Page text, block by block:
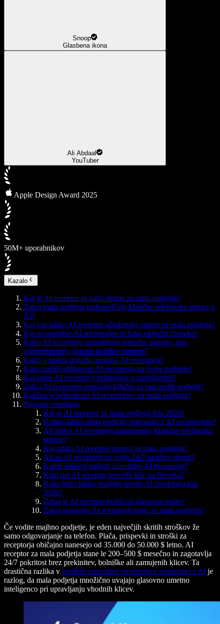
Snoop
Glasbena ikona
Ali Abdaal
YouTuber
Apple Design Award 2025
50M+ uporabnikov
Kazalo
Kaj je AI receptor in kako deluje za mala podjetja?
Zakaj mala podjetja nadomeščajo klasične telefonske tajnice z
AI?
Kaj vse lahko AI receptor učinkovito opravi za mala podjetja?
Kje so omejitve AI receptorjev in kdaj vključiti človeka?
Kako AI receptorje uporabljajo resnične panoge, npr.
zobozdravstvo, pravne in hišne storitve?
Kako v praksi izgleda uporaba AI receptorja?
Kako začeti oblikovati AI receptorja za svoje podjetje?
Kaj stane AI receptor v primerjavi z zaposlenimi?
Zakaj AI receptorji postajajo ključni za rast malih podjetij?
Kakšna je prihodnost AI receptorjev za mala podjetja?
Pogosta vprašanja
Kaj je AI receptor za mala podjetja leta 2026?
Koliko lahko mala podjetja prihranijo z AI receptorjem?
Ali lahko AI receptorji nadomestijo klasične telefonske
tajnice?
Kaj lahko AI receptor opravi za mala podjetja?
Ali so AI receptorji na voljo 24/7 za klice strank?
Kateri sektorji najbolj izkoristijo AI receptorje?
Kdaj naj AI receptor preveže klic na človeka?
Kako hitro lahko podjetje uvede AI receptorja leta
2026?
Zakaj je AI receptor boljši od glasovne pošte?
Zakaj postajajo AI receptorji nujni za mala podjetja?
Če vodite majhno podjetje, je eden največjih skritih stroškov že
samo odgovarjanje na telefon. Plača, prispevki in stroški za
receptorja običajno nanesejo od 35.000 do 50.000 $ letno. AI
receptor za mala podjetja stane le 200–500 $ mesečno in zagotavlja
24/7 pokritost brez prekinitev, bolniške ali zamujenih klicev. Ta
drastična razlika v stroških zaposlitve receptorja v primerjavi z AI je
razlog, da mala podjetja množično uvajajo glasovno umetno
inteligenco pri upravljanju vhodnih klicev.